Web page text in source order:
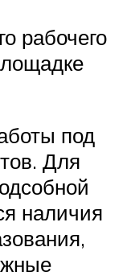
рабочего
под
Для
наличия